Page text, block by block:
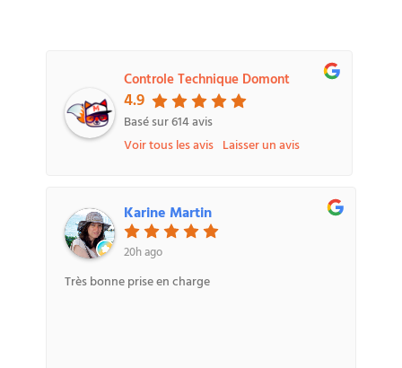
Controle Technique Domont
4.9
Basé sur614avis
Voir tous les avis Laisser un avis
Karine Martin
20h ago
Très bonne prise en charge